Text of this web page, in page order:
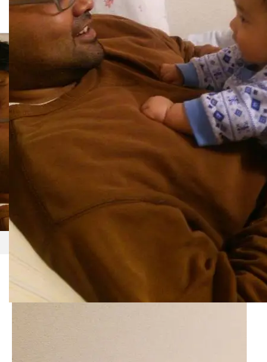
高野さん 中土佐町移住
ホーム